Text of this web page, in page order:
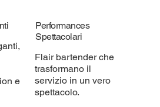
e
Performances
Spettacolari
Flair bartender che
trasformano il
servizio in un vero
spettacolo.